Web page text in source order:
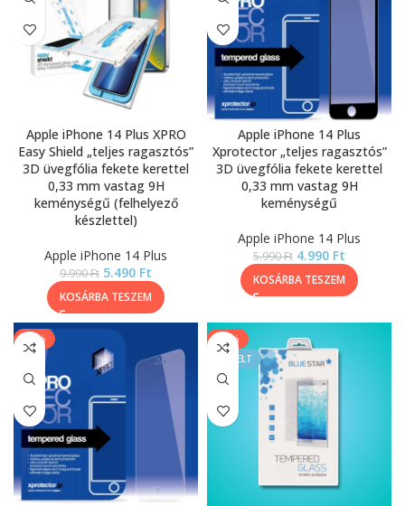
Apple iPhone 14 Plus XPRO
Easy Shield „teljes ragasztós”
3D üvegfólia fekete kerettel
0,33 mm vastag 9H
keménységű (felhelyező
készlettel)
Apple iPhone 14 Plus
9.990Ft 5.490 Ft
KOSÁRBA TESZEM
Apple iPhone 14 Plus
Xprotector „teljes ragasztós”
3D üvegfólia fekete kerettel
0,33 mm vastag 9H
keménységű
Apple iPhone 14 Plus
5.990Ft 4.990 Ft
KOSÁRBA TESZEM
-13%
-39%
KIEMELT